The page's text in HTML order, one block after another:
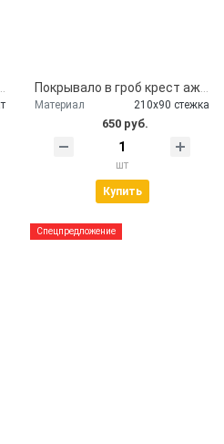
Материал 210х90 стежка
650 руб.
шт
Купить
Спецпредложение